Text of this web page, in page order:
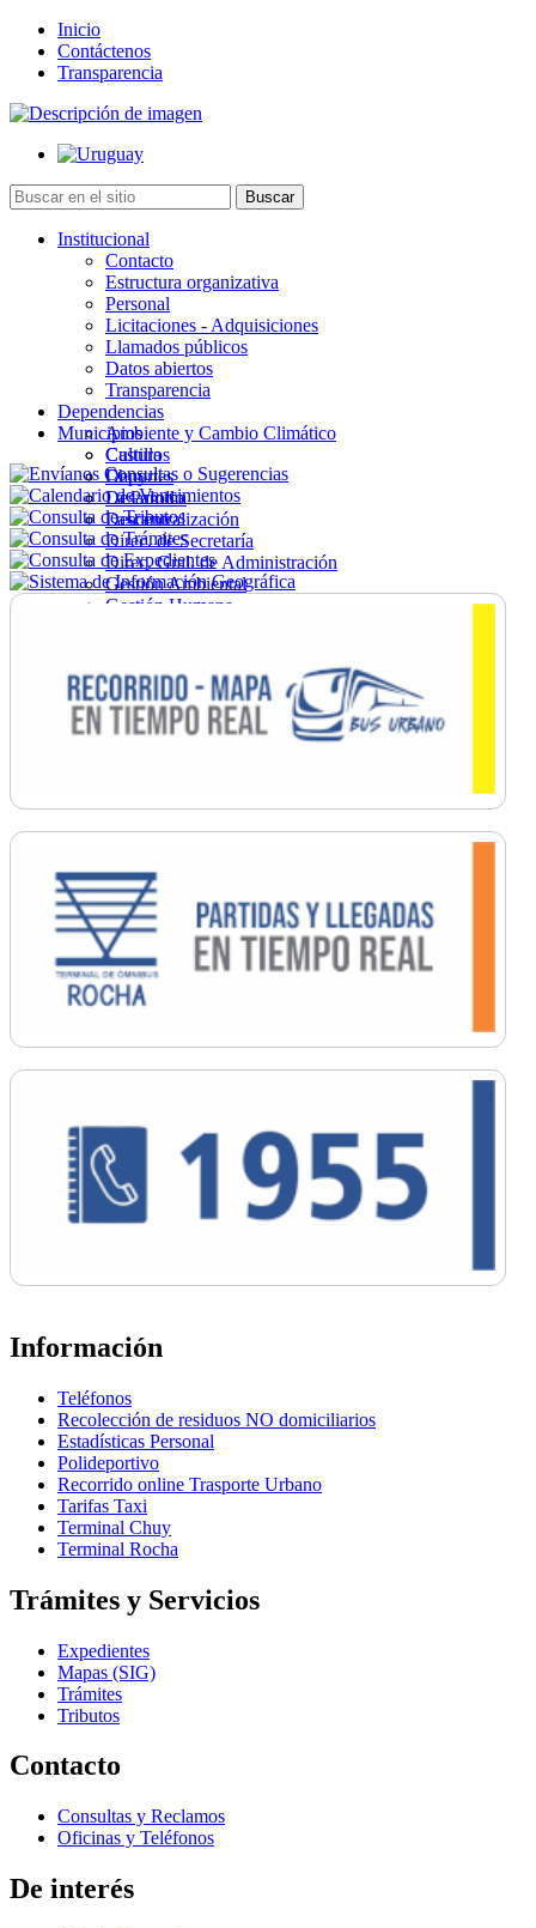
Inicio
Contáctenos
Transparencia
Institucional
Contacto
Estructura organizativa
Personal
Licitaciones - Adquisiciones
Llamados públicos
Datos abiertos
Transparencia
Dependencias
Ambiente y Cambio Climático
Cultura
Deportes
Desarrollo
Descentralización
Direc. de Secretaría
Direc. Gral. de Administración
Gestión Ambiental
Gestión Humana
Ordenamiento
Promoción Social
Salud
Secretaría General
Municipios
Castillos
Chuy
La Paloma
Lascano
Información
Teléfonos
Recolección de residuos NO domiciliarios
Estadísticas Personal
Polideportivo
Recorrido online Trasporte Urbano
Tarifas Taxi
Terminal Chuy
Terminal Rocha
Trámites y Servicios
Expedientes
Mapas (SIG)
Trámites
Tributos
Contacto
Consultas y Reclamos
Oficinas y Teléfonos
De interés